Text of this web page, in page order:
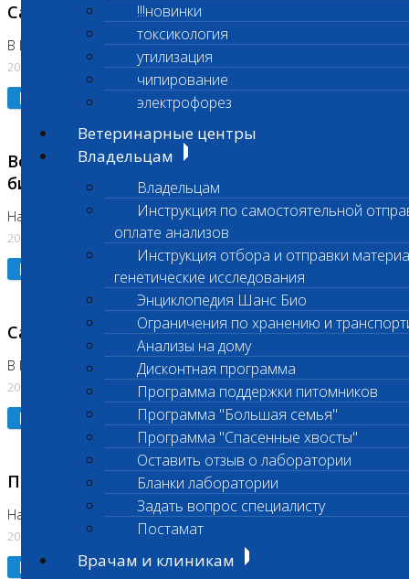
!!!новинки
токсикология
утилизация
чипирование
электрофорез
Ветеринарные центры
Владельцам
Владельцам
Инструкция по самостоятельной
оплате анализов
Инструкция отбора и отправки
генетические исследования
Энциклопедия Шанс Био
Ограничения по хранению и
Анализы на дому
Дисконтная программа
Программа поддержки питомников
Программа "Большая семья"
Программа "Спасенные хвосты"
Оставить отзыв о лаборатории
Бланки лаборатории
Задать вопрос специалисту
Постамат
Врачам и клиникам
Санитарный день
В Бутово 21.07.2026
20.07.2026
Подробнее
Возобновлено выполнение срочных
биохимических исследований
На Нагорной
20.07.2026
Подробнее
Санитарный день
В Коломне 20.07.2026
20.07.2026
Подробнее
Приостановлено выполнение исследования
На Нагорной
20.07.2026
Подробнее